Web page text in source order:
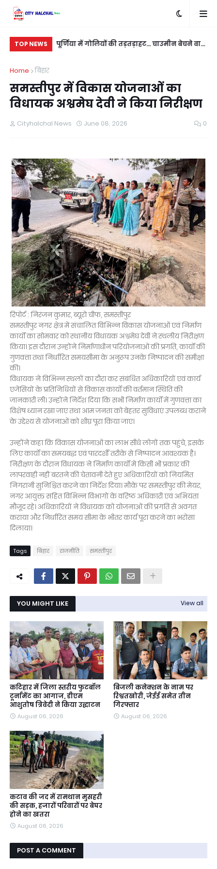
TOP NEWS
बदला लेने के लिए
पूर्णिया में गोलियों की तड़तड़ाहट... चाउमीन बेचने वाले
Home
बिहार
समस्तीपुर में विकास योजनाओं का
विधायक अश्वमेघ देवी ने किया निरीक्षण
Cityhalchal News June 08, 2026 0
रिपोर्ट : निरंजन कुमार, ब्यूरो चीफ, समस्तीपुर
समस्तीपुर नगर क्षेत्र में संचालित विभिन्न विकास योजनाओं एवं निर्माण
कार्यों का सोमवार को स्थानीय विधायक अश्वमेघ देवी ने स्थलीय निरीक्षण
किया। इस दौरान उन्होंने निर्माणाधीन परियोजनाओं की प्रगति, कार्यों की
गुणवत्ता तथा निर्धारित समयसीमा के अनुरूप उनके निष्पादन की समीक्षा
की।
विधायक ने विभिन्न स्थलों का दौरा कर संबंधित अधिकारियों एवं कार्य
एजेंसियों के प्रतिनिधियों से विकास कार्यों की वर्तमान स्थिति की
जानकारी ली। उन्होंने निर्देश दिया कि सभी निर्माण कार्यों में गुणवत्ता का
विशेष ध्यान रखा जाए तथा आम जनता को बेहतर सुविधाएं उपलब्ध कराने
के उद्देश्य से योजनाओं को शीघ्र पूरा किया जाए।
उन्होंने कहा कि विकास योजनाओं का लाभ सीधे लोगों तक पहुंचे, इसके
लिए कार्यों का समयबद्ध एवं पारदर्शी तरीके से निष्पादन आवश्यक है।
निरीक्षण के दौरान विधायक ने निर्माण कार्यों में किसी भी प्रकार की
लापरवाही नहीं बरतने की चेतावनी देते हुए अधिकारियों को नियमित
निगरानी सुनिश्चित करने का निर्देश दिया। मौके पर समस्तीपुर की मेयर,
नगर आयुक्त सहित विभिन्न विभागों के वरिष्ठ अधिकारी एवं अभियंता
मौजूद रहे। अधिकारियों ने विधायक को योजनाओं की प्रगति से अवगत
कराया और निर्धारित समय सीमा के भीतर कार्य पूरा करने का भरोसा
दिलाया।
Tags बिहार राजनीति समस्तीपुर
YOU MIGHT LIKE View all
कटिहार में जिला स्तरीय फुटबॉल
टूर्नामेंट का आगाज, डीएम
आशुतोष त्रिवेदी ने किया उद्घाटन
August 06, 2026
बिजली कनेक्शन के नाम पर
रिश्वतखोरी, जेईई समेत तीन
गिरफ्तार
August 06, 2026
कटाव की जद में रामथान मुसहरी
की सड़क, हजारों परिवारों पर बेघर
होने का खतरा
August 06, 2026
POST A COMMENT